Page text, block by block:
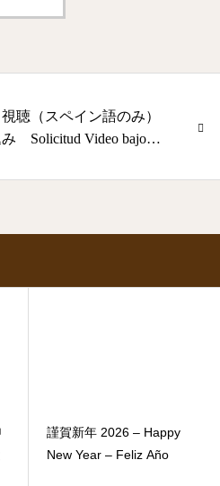
聴（スペイン語のみ）
Solicitud Video bajo
謹賀新年 2026 – Happy
New Year – Feliz Año